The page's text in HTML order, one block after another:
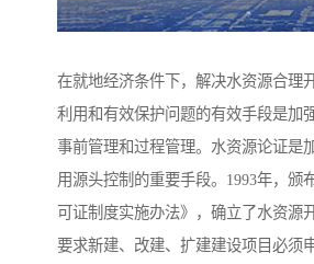
在就地经济条件下，解决水资源合理
利用和有效保护问题的有效手段是加
事前管理和过程管理。水资源论证是
用源头控制的重要手段。1993年，颁
可证制度实施办法》，确立了水资源
要求新建、改建、扩建建设项目必须